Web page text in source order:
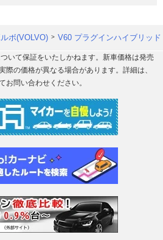
ボ(VOLVO) V60 プラグインハイブリッド
いて保証をいたしかねます。新車価格は発売
際の価格が異なる場合があります。詳細は、
お問い合わせください。